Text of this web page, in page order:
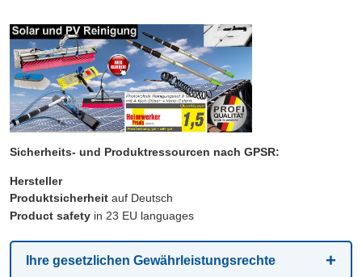
Sicherheits- und Produktressourcen nach GPSR:
Hersteller
Produktsicherheit auf Deutsch
Product safety in 23 EU languages
Ihre gesetzlichen Gewährleistungsrechte